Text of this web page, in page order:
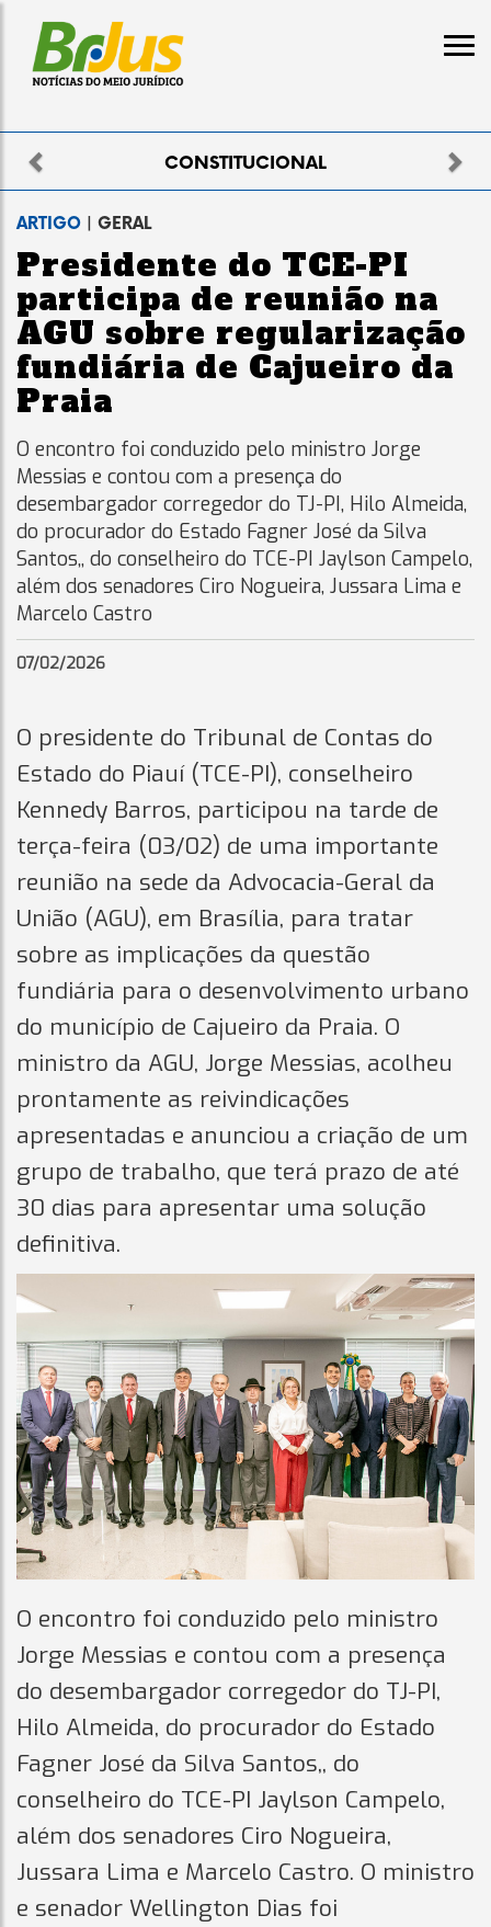
ELEITORAL
Previous
ARTIGO | GERAL
Presidente do TCE-PI
participa de reunião na
AGU sobre regularização
fundiária de Cajueiro da
Praia
O encontro foi conduzido pelo ministro Jorge
Messias e contou com a presença do
desembargador corregedor do TJ-PI, Hilo Almeida,
do procurador do Estado Fagner José da Silva
Santos,, do conselheiro do TCE-PI Jaylson Campelo,
além dos senadores Ciro Nogueira, Jussara Lima e
Marcelo Castro
07/02/2026
O presidente do Tribunal de Contas do
Estado do Piauí (TCE-PI), conselheiro
Kennedy Barros, participou na tarde de
terça-feira (03/02) de uma importante
reunião na sede da Advocacia-Geral da
União (AGU), em Brasília, para tratar
sobre as implicações da questão
fundiária para o desenvolvimento urbano
do município de Cajueiro da Praia. O
ministro da AGU, Jorge Messias, acolheu
prontamente as reivindicações
apresentadas e anunciou a criação de um
grupo de trabalho, que terá prazo de até
30 dias para apresentar uma solução
definitiva.
O encontro foi conduzido pelo ministro
Jorge Messias e contou com a presença
do desembargador corregedor do TJ-PI,
Hilo Almeida, do procurador do Estado
Fagner José da Silva Santos,, do
conselheiro do TCE-PI Jaylson Campelo,
além dos senadores Ciro Nogueira,
Jussara Lima e Marcelo Castro. O ministro
e senador Wellington Dias foi